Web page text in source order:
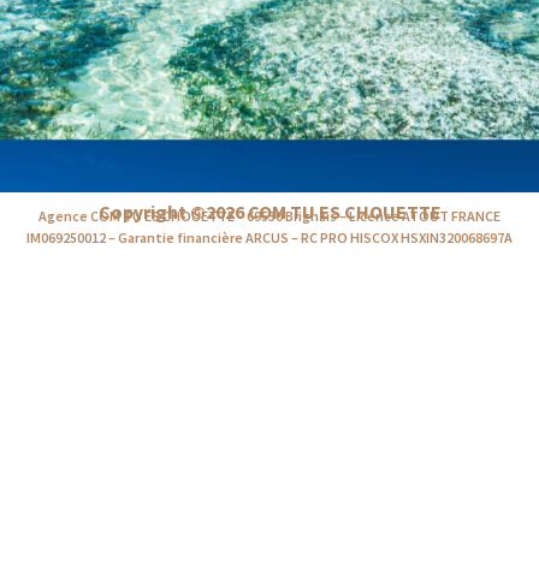
Copyright ©2026 COM TU ES CHOUETTE
Agence COM TU ES CHOUETTE – 69530 Brignais – Licence ATOUT FRANCE
IM069250012 – Garantie financière ARCUS – RC PRO HISCOX HSXIN320068697A